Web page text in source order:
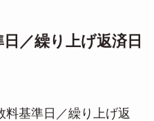
／繰り上げ返済日
料基準日／繰り上げ返